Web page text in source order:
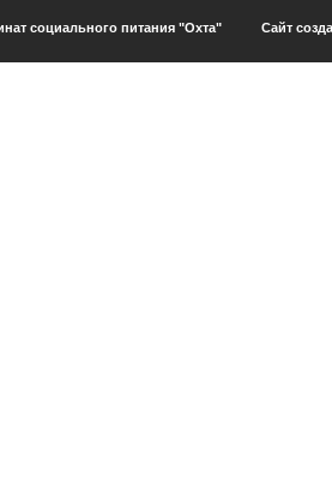
социального питания "Охта" Сайт